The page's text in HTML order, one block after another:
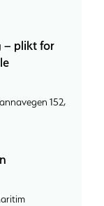
– plikt for
152,